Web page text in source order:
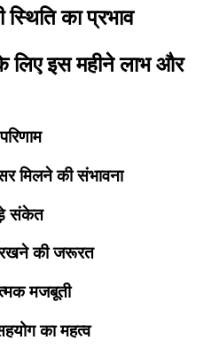
का प्रभाव
इस महीने लाभ और
मिलने की संभावना
संकेत
की जरूरत
मजबूती
का महत्व